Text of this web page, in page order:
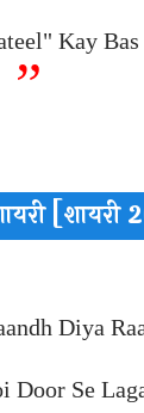
Kay Bas
[शायरी
Diya
Door Se